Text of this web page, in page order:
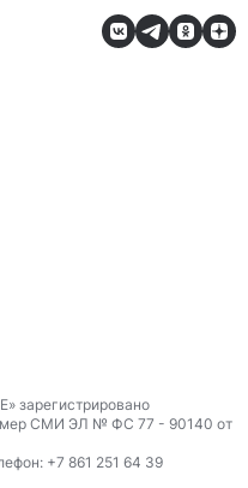
зарегистрировано
СМИ ЭЛ № ФС 77 - 90140 от
+7 861 251 64 39